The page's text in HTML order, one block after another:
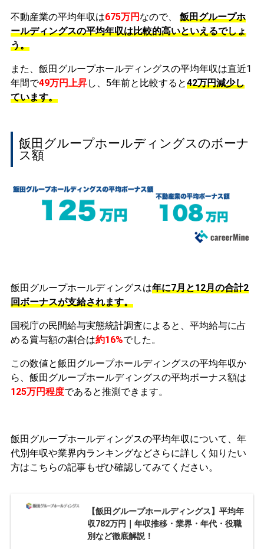
不動産業の平均年収は675万円 なので、
飯田グループホ
ールディングスの平均年収は比較的高いといえるでしょ
う。
また、飯田グループホールディングスの平均年収は直近1
年間で49万円上昇し、5年前と比較すると42万円減少し
ています。
飯田グループホールディングスのボーナ
ス額
飯田グループホールディングスは年に7月と12月の合計2
回ボーナスが支給されます。
国税庁の民間給与実態統計調査によると、平均給与に占
める賞与額の割合は約16%でした。
この数値と飯田グループホールディングスの平均年収か
ら、飯田グループホールディングスの平均ボーナス額は
125万円程度であると推測できます。
飯田グループホールディングスの平均年収について、年
代別年収や業界内ランキングなどさらに詳しく知りたい
方はこちらの記事もぜひ確認してみてください。
【飯田グループホールディングス】平均年
収782万円｜年収推移・業界・年代・役職
別など徹底解説！